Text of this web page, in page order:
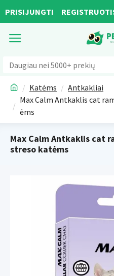
PRISIJUNGTI
Katėms
Antkakliai
Max Calm Antkaklis cat
ėms
Max Calm Antkaklis cat
streso katėms